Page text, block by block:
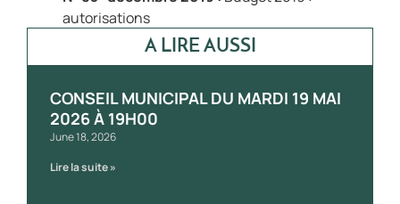
autorisations
Questions diverses :A LIRE AUSSI
CONSEIL MUNICIPAL DU MARDI 19 MAI
2026 À 19H00
June 18, 2026
Lire la suite »